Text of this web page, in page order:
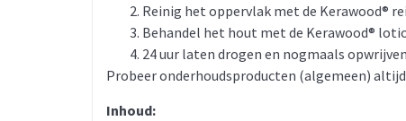
Reinig het oppervlak met de Kerawood®
Behandel het hout met de Kerawood®
24 uur laten drogen en nogmaals
Probeer onderhoudsproducten (algemeen)
Inhoud: